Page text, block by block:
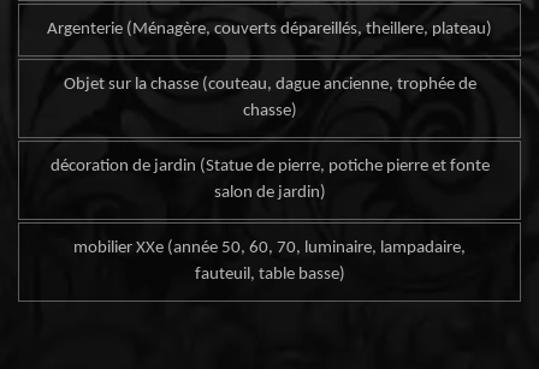
Argenterie (Ménagère, couverts dépareillés, theillere, plateau)
Objet sur la chasse (couteau, dague ancienne, trophée de
chasse)
décoration de jardin (Statue de pierre, potiche pierre et fonte
salon de jardin)
mobilier XXe (année 50, 60, 70, luminaire, lampadaire,
fauteuil, table basse)